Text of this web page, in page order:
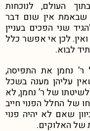
העולם, לנוכחות
שבאמת אין שום דבר
שני הפכים בעניין
לכן אי אפשר כלל
לבוא.
ר’ נחמן את התפיסה,
עליהן מענה בשכל
של ר’ נחמן, לא
של החלל הפנוי חייב
שאם לא יהיה פנוי
של האלוקים.